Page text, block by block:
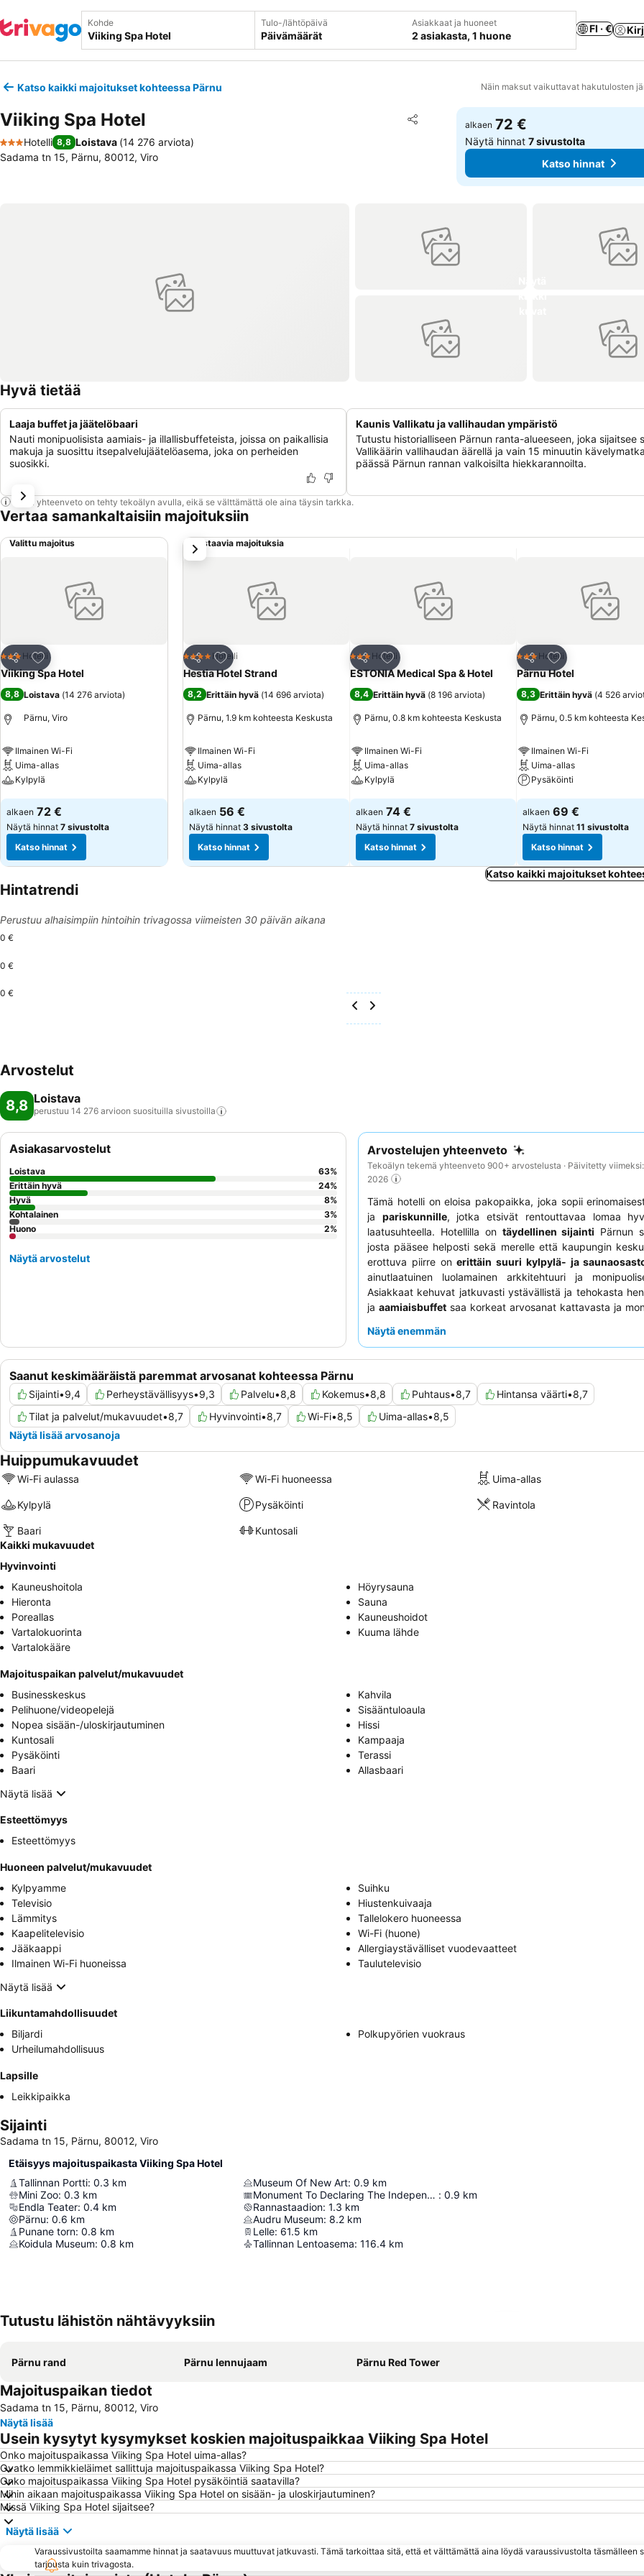
Kohde Tulo-/lähtöpäivä
Päivämäärät
Asiakkaat ja huoneet
2 asiakasta, 1 huone
FI · €
Katso kaikki majoitukset kohteessa Pärnu Näin maksut vaikuttavat hakutulosten
Viiking Spa Hotel Jaa
Lisää suosikkeihin
3 Tähtiluokitus
Hotelli 8,8 Loistava (14 276 arviota)
Sadama tn 15, Pärnu, 80012, Viro
alkaen 72 €
Näytä hinnat7 sivustolta
Katso hinnat
Hyvä tietää
Laaja buffet ja jäätelöbaari
Nauti monipuolisista aamiais- ja illallisbuffeteista, joissa on paikallisia
makuja ja suosittu itsepalvelujäätelöasema, joka on perheiden
suosikki.
Kaunis Vallikatu ja vallihaudan ympäristö
Tutustu historialliseen Pärnun ranta-alueeseen, joka sijaitsee
Vallikäärin vallihaudan äärellä ja vain 15 minuutin
päässä Pärnun rannan valkoisilta hiekkarannoilta.
Tämä yhteenveto on tehty tekoälyn avulla, eikä se välttämättä ole aina täysin tarkka.
Vertaa samankaltaisiin majoituksiin
Valittu majoitus
Jaa
Lisää suosikkeihin
3 Tähtiluokitus
Hotelli
Viiking Spa Hotel
8,8 Loistava (14 276 arviota)
Pärnu, Viro
Ilmainen Wi-Fi
Uima-allas
Kylpylä
Katso hinnat
alkaen 72 €
Näytä hinnat 7 sivustolta
Katso hinnat
Vastaavia majoituksia
Jaa
Lisää suosikkeihin
4 Tähtiluokitus
Hotelli
Hestia Hotel Strand
8,2 Erittäin hyvä (14 696 arviota)
Pärnu, 1.9 km kohteesta Keskusta
Ilmainen Wi-Fi
Uima-allas
Kylpylä
Katso hinnat
alkaen 56 €
Näytä hinnat 3 sivustolta
Katso hinnat
Jaa
Lisää suosikkeihin
3 Tähtiluokitus
Hotelli
ESTONIA Medical Spa & Hotel
8,4 Erittäin hyvä (8 196 arviota)
Pärnu, 0.8 km kohteesta Keskusta
Ilmainen Wi-Fi
Uima-allas
Kylpylä
Katso hinnat
alkaen 74 €
Näytä hinnat 7 sivustolta
Katso hinnat
Jaa
Lisää suosikkeihin
3 Tähtiluokitus
Hotelli
Pärnu Hotel
8,3 Erittäin hyvä (4 526
Pärnu, 0.5 km kohteesta
Ilmainen Wi-Fi
Uima-allas
Pysäköinti
Katso hinnat
alkaen 69 €
Näytä hinnat 11 sivustolta
Katso hinnat
seuraava
Katso kaikki majoitukset
Hintatrendi
Perustuu alhaisimpiin hintoihin trivagossa viimeisten 30 päivän aikana
0 €
0 €
0 €
Arvostelut
8,8 Loistava
perustuu 14 276 arvioon suosituilla sivustoilla
Arvostelujen yhteenveto
Tekoälyn tekemä yhteenveto 900+ arvostelusta · Päivitetty
2026
Tämä hotelli on eloisa pakopaikka, joka sopii
ja pariskunnille, jotka etsivät rentouttavaa lomaa
laatusuhteella. Hotellilla on täydellinen sijainti Pärnun
josta pääsee helposti sekä merelle että kaupungin
erottuva piirre onerittäin suuri kylpylä- ja
ainutlaatuinen luolamainen arkkitehtuuri ja
Asiakkaat kehuvat jatkuvasti ystävällistä ja tehokasta
ja aamiaisbuffet saa korkeat arvosanat kattavasta ja
perhehuoneen tai sviitin
Näytä enemmän
Saanut keskimääräistä paremmat arvosanat kohteessa Pärnu
Sijainti•9,4 Perheystävällisyys•9,3 Palvelu•8,8 Kokemus•8,8 Puhtaus•8,7 Hintansa väärti•8,7
Tilat ja palvelut/mukavuudet•8,7 Hyvinvointi•8,7 Wi-Fi•8,5 Uima-allas•8,5
Näytä lisää arvosanoja
Asiakasarvostelut
Loistava 63%
Erittäin hyvä
24%
Hyvä
8%
Kohtalainen
3%
Huono
2%
Näytä arvostelut
Huippumukavuudet
Wi-Fi aulassa Wi-Fi huoneessa Uima-allas
Kylpylä Pysäköinti Ravintola
Baari
Kuntosali
Kaikki mukavuudet
Hyvinvointi
Kauneushoitola
Höyrysauna
Hieronta
Sauna
Poreallas
Kauneushoidot
Vartalokuorinta
Kuuma lähde
Vartalokääre
Majoituspaikan palvelut/mukavuudet
Businesskeskus
Kahvila
Pelihuone/videopelejä
Sisääntuloaula
Nopea sisään-/uloskirjautuminen
Hissi
Kuntosali
Kampaaja
Pysäköinti
Terassi
Baari
Allasbaari
Näytä lisää
Esteettömyys
Esteettömyys
Huoneen palvelut/mukavuudet
Kylpyamme
Suihku
Televisio
Hiustenkuivaaja
Lämmitys
Tallelokero huoneessa
Kaapelitelevisio
Wi-Fi (huone)
Jääkaappi
Allergiaystävälliset vuodevaatteet
Ilmainen Wi-Fi huoneissa
Taulutelevisio
Näytä lisää
Liikuntamahdollisuudet
Biljardi
Polkupyörien vuokraus
Urheilumahdollisuus
Lapsille
Leikkipaikka
Sijainti
Sadama tn 15, Pärnu, 80012, Viro
Etäisyys majoituspaikasta Viiking Spa Hotel
Tallinnan Portti: 0.3 km
Mini Zoo: 0.3 km
Endla Teater: 0.4 km
Pärnu: 0.6 km
Punane torn: 0.8 km
Koidula Museum: 0.8 km
Museum Of New Art: 0.9 km
Monument To Declaring The Independence Of The Republic Of Estonia : 0.9 km
Rannastaadion: 1.3 km
Audru Museum: 8.2 km
Lelle: 61.5 km
Tallinnan Lentoasema: 116.4 km
Tutustu lähistön nähtävyyksiin
Pärnu rand Pärnu lennujaam Pärnu Red Tower
Majoituspaikan tiedot
Sadama tn 15, Pärnu, 80012, Viro
Näytä lisää
Usein kysytyt kysymykset koskien majoituspaikkaa Viiking Spa Hotel
Onko majoituspaikassa Viiking Spa Hotel uima-allas?
Ovatko lemmikkieläimet sallittuja majoituspaikassa Viiking Spa Hotel?
Onko majoituspaikassa Viiking Spa Hotel pysäköintiä saatavilla?
Mihin aikaan majoituspaikassa Viiking Spa Hotel on sisään- ja uloskirjautuminen?
Missä Viiking Spa Hotel sijaitsee?
Näytä lisää
Varaussivustoilta saamamme hinnat ja saatavuus muuttuvat jatkuvasti. Tämä tarkoittaa sitä, että et välttämättä aina löydä varaussivustolta täsmälleen
tarjousta kuin trivagosta.